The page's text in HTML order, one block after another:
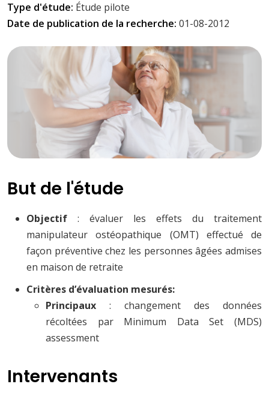
Type d'étude: Étude pilote
Date de publication de la recherche: 01-08-2012
But de l'étude
Objectif : évaluer les effets du traitement
manipulateur ostéopathique (OMT) effectué de
façon préventive chez les personnes âgées admises
en maison de retraite
Critères d’évaluation mesurés:
Principaux : changement des données
récoltées par Minimum Data Set (MDS)
assessment
Intervenants